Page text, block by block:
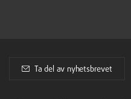
Ta del av nyhetsbrevet